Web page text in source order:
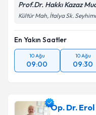
Prof.Dr. Hakkı Kazaz
Kültür Mah, İtalya Sk.
En Yakın Saatler
10 Ağu
09:00
10 Ağu
09:30
Op. Dr.